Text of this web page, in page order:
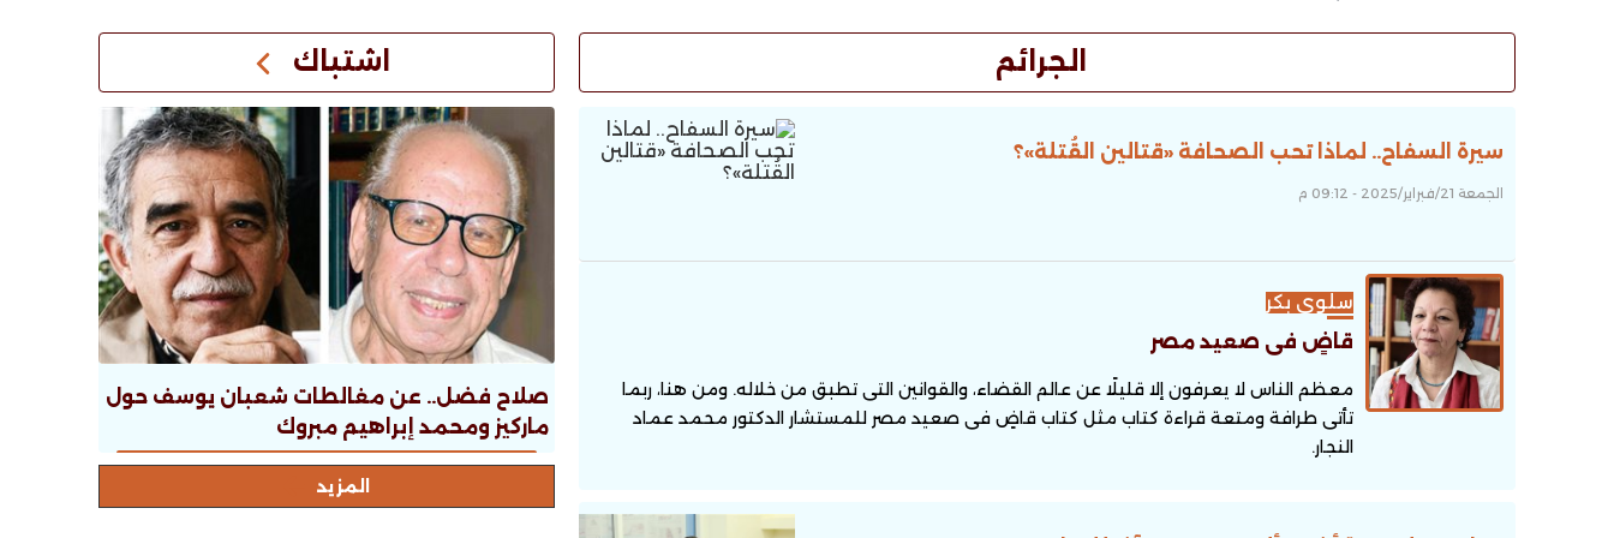
الجرائم
سيرة السفاح.. لماذا تحب الصحافة «قتالين القُتلة»؟
الجمعة 21/فبراير/2025 - 09:12 م
سلوى بكر
قاضٍ فى صعيد مصر
معظم الناس لا يعرفون إلا قليلًا عن عالم القضاء، والقوانين التى تطبق من خلاله. ومن هنا، ربما
تأتى طرافة ومتعة قراءة كتاب مثل كتاب قاضٍ فى صعيد مصر للمستشار الدكتور محمد عماد
النجار.
اشتباك
صلاح فضل.. عن مغالطات شعبان يوسف حول
ماركيز ومحمد إبراهيم مبروك
المزيد